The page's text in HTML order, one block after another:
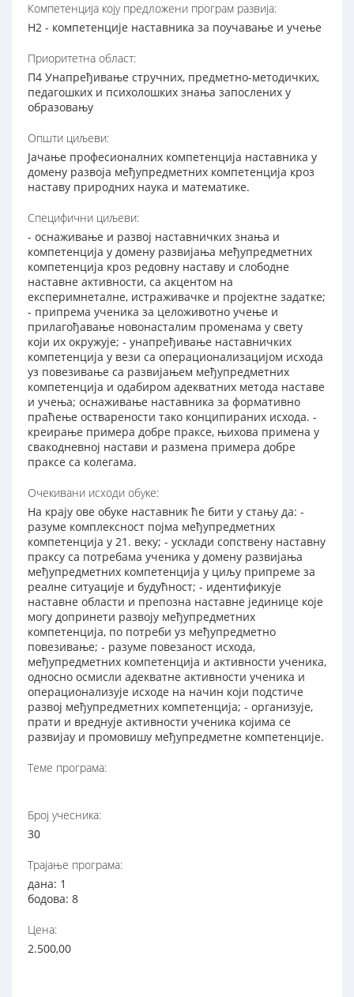
Компетенција коју предложени програм развија:
Н2 - компетенције наставника за поучавање и учење
Приоритетна област:
П4 Унапређивање стручних, предметно-методичких,
педагошких и психолошких знања запослених у
образовању
Општи циљеви:
Јачање професионалних компетенција наставника у
домену развоја међупредметних компетенција кроз
наставу природних наука и математике.
Специфични циљеви:
- оснаживање и развој наставничких знања и
компетенција у домену развијања међупредметних
компетенција кроз редовну наставу и слободне
наставне активности, са акцентом на
експеримнеталне, истраживачке и пројектне задатке;
- припрема ученика за целоживотно учење и
прилагођавање новонасталим променама у свету
који их окружује; - унапређивање наставничких
компетенција у вези са операционализацијом исхода
уз повезивање са развијањем међупредметних
компетенција и одабиром адекватних метода наставе
и учења; оснаживање наставника за формативно
праћење остварености тако конципираних исхода. -
креирање примера добре праксе, њихова примена у
свакодневној настави и размена примера добре
праксе са колегама.
Очекивани исходи обуке:
На крају ове обуке наставник ће бити у стању да: -
разуме комплексност појма међупредметних
компетенција у 21. веку; - усклади сопствену наставну
праксу са потребама ученика у домену развијања
међупредметних компетенција у циљу припреме за
реалне ситуације и будућност; - идентификује
наставне области и препозна наставне јединице које
могу допринети развоју међупредметних
компетенција, по потреби уз међупредметно
повезивање; - разуме повезаност исхода,
међупредметних компетенција и активности ученика,
односно осмисли адекватне активности ученика и
операционализује исходе на начин који подстиче
развој међупредметних компетенција; - организује,
прати и вреднује активности ученика којима се
развијау и промовишу међупредметне компетенције.
Теме програма:
Број учесника:
30
Трајање програма:
дана: 1
бодова: 8
Цена:
2.500,00